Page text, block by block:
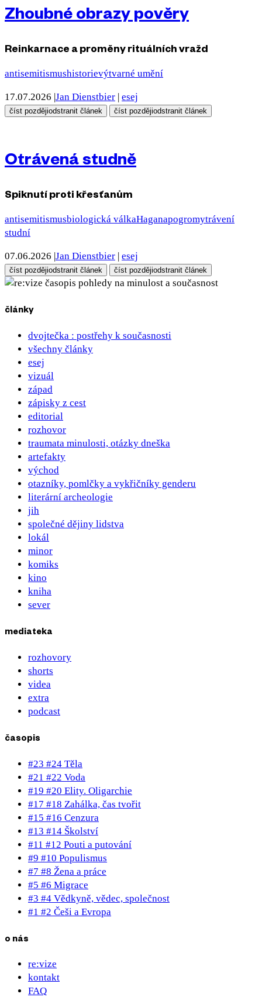
Zhoubné obrazy pověry
Reinkarnace a proměny rituálních vražd
antisemitismushistorievýtvarné umění
17.07.2026 |Jan Dienstbier | esej
číst pozdějiodstranit článek číst pozdějiodstranit článek
Otrávená studně
Spiknutí proti křesťanům
antisemitismusbiologická válkaHaganapogromytrávení
studní
07.06.2026 |Jan Dienstbier | esej
číst pozdějiodstranit článek číst pozdějiodstranit článek
pohledy na minulost a současnost
články
dvojtečka : postřehy k současnosti
všechny články
esej
vizuál
západ
zápisky z cest
editorial
rozhovor
traumata minulosti, otázky dneška
artefakty
východ
otazníky, pomlčky a vykřičníky genderu
literární archeologie
jih
společné dějiny lidstva
lokál
minor
komiks
kino
kniha
sever
mediateka
rozhovory
shorts
videa
extra
podcast
časopis
#23 #24 Těla
#21 #22 Voda
#19 #20 Elity. Oligarchie
#17 #18 Zahálka, čas tvořit
#15 #16 Cenzura
#13 #14 Školství
#11 #12 Pouti a putování
#9 #10 Populismus
#7 #8 Žena a práce
#5 #6 Migrace
#3 #4 Vědkyně, vědec, společnost
#1 #2 Češi a Evropa
o nás
re:vize
kontakt
FAQ